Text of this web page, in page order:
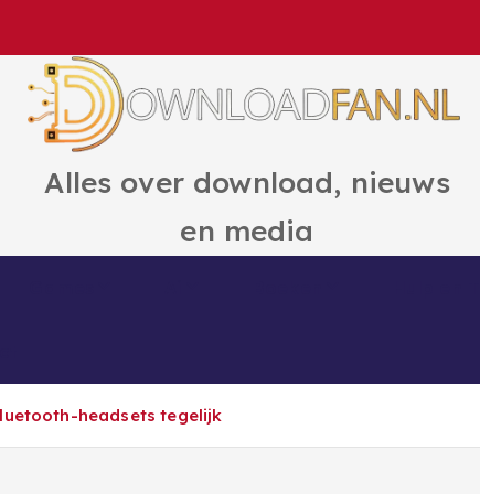
Alles over download, nieuws
en media
headsets tegelijk